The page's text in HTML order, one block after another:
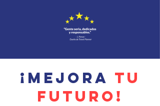
¡MEJORA TU
FUTURO!